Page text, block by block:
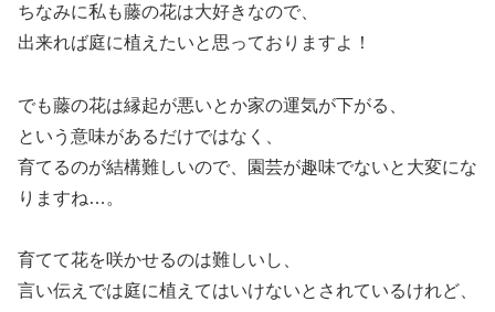
ちなみに私も藤の花は大好きなので、
出来れば庭に植えたいと思っておりますよ！
でも藤の花は縁起が悪いとか家の運気が下がる、
という意味があるだけではなく、
育てるのが結構難しいので、園芸が趣味でないと大変にな
りますね…。
育てて花を咲かせるのは難しいし、
言い伝えでは庭に植えてはいけないとされているけれど、